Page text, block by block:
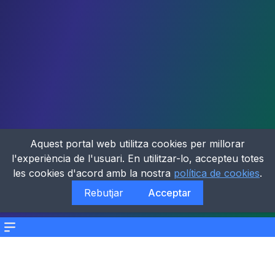
Menu
Aquest portal web utilitza cookies per millorar
l'experiència de l'usuari. En utilitzar-lo, accepteu totes
les cookies d'acord amb la nostra política de cookies.
Rebutjar
Acceptar